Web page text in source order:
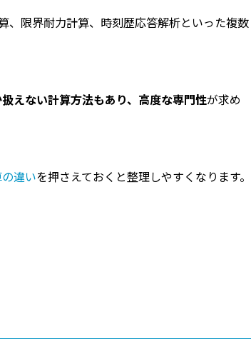
、限界耐力計算、時刻歴応答解析といった複数
えない計算方法もあり、高度な専門性が求め
違いを押さえておくと整理しやすくなります。